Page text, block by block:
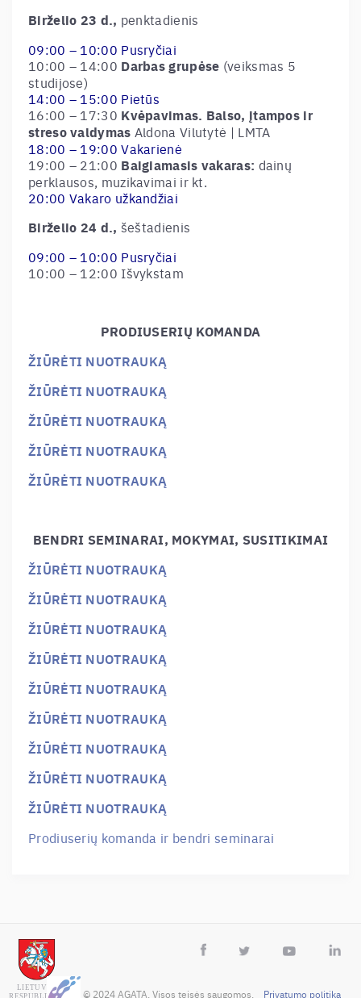
Birželio 23 d., penktadienis
09:00 – 10:00 Pusryčiai
10:00 – 14:00 Darbas grupėse (veiksmas 5
studijose)
14:00 – 15:00 Pietūs
16:00 – 17:30 Kvėpavimas. Balso, įtampos ir
streso valdymas Aldona Vilutytė | LMTA
18:00 – 19:00 Vakarienė
19:00 – 21:00 Baigiamasis vakaras: dainų
perklausos, muzikavimai ir kt.
20:00 Vakaro užkandžiai
Birželio 24 d., šeštadienis
09:00 – 10:00 Pusryčiai
10:00 – 12:00 Išvykstam
PRODIUSERIŲ KOMANDA
ŽIŪRĖTI NUOTRAUKĄ
ŽIŪRĖTI NUOTRAUKĄ
ŽIŪRĖTI NUOTRAUKĄ
ŽIŪRĖTI NUOTRAUKĄ
ŽIŪRĖTI NUOTRAUKĄ
BENDRI SEMINARAI, MOKYMAI, SUSITIKIMAI
ŽIŪRĖTI NUOTRAUKĄ
ŽIŪRĖTI NUOTRAUKĄ
ŽIŪRĖTI NUOTRAUKĄ
ŽIŪRĖTI NUOTRAUKĄ
ŽIŪRĖTI NUOTRAUKĄ
ŽIŪRĖTI NUOTRAUKĄ
ŽIŪRĖTI NUOTRAUKĄ
ŽIŪRĖTI NUOTRAUKĄ
ŽIŪRĖTI NUOTRAUKĄ
Prodiuserių komanda ir bendri seminarai
© 2024 AGATA. Visos teisės saugomos. Privatumo politika